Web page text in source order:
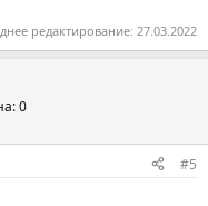
редактирование: 27.03.2022
0
#5